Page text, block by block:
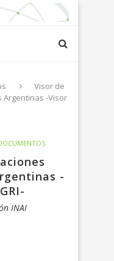
Visor de
Argentinas -Visor
-
INAI